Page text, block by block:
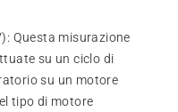
: Questa misurazione
su un ciclo di
su un motore
tipo di motore